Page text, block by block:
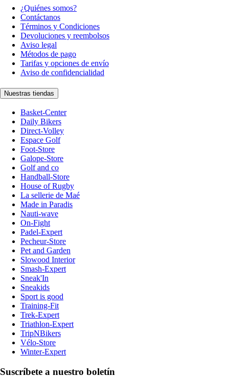
¿Quiénes somos?
Contáctanos
Términos y Condiciones
Devoluciones y reembolsos
Aviso legal
Métodos de pago
Tarifas y opciones de envío
Aviso de confidencialidad
Nuestras tiendas
Basket-Center
Daily Bikers
Direct-Volley
Espace Golf
Foot-Store
Galope-Store
Golf and co
Handball-Store
House of Rugby
La sellerie de Maé
Made in Paradis
Nauti-wave
On-Fight
Padel-Expert
Pecheur-Store
Pet and Garden
Slowood Interior
Smash-Expert
Sneak'In
Sneakids
Sport is good
Training-Fit
Trek-Expert
Triathlon-Expert
TripNBikers
Vélo-Store
Winter-Expert
Suscríbete a nuestro boletín